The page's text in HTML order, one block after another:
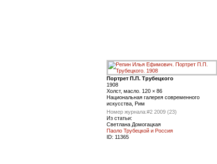
Портрет П.П. Трубецкого
1908
Холст, масло. 120 × 86
Национальная галерея современного
искусства, Рим
Номер журнала:#2 2009 (23)
Из статьи:
Светлана Домогацкая
Паоло Трубецкой и Россия
ID: 11365